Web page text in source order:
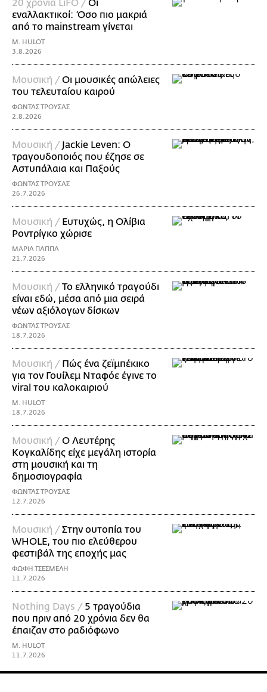
20 χρόνια LiFO /Οι
εναλλακτικοί: Όσο πιο μακριά
από το mainstream γίνεται
M. HULOT
3.8.2026
Μουσική /Οι μουσικές απώλειες
του τελευταίου καιρού
ΦΩΝΤΑΣ ΤΡΟΥΣΑΣ
2.8.2026
Μουσική / Jackie Leven: Ο
τραγουδοποιός που έζησε σε
Αστυπάλαια και Παξούς
ΦΩΝΤΑΣ ΤΡΟΥΣΑΣ
26.7.2026
Μουσική / Ευτυχώς, η Ολίβια
Ροντρίγκο χώρισε
ΜΑΡΙΑ ΠΑΠΠΑ
21.7.2026
Μουσική /Το ελληνικό τραγούδι
είναι εδώ, μέσα από μια σειρά
νέων αξιόλογων δίσκων
ΦΩΝΤΑΣ ΤΡΟΥΣΑΣ
18.7.2026
Μουσική / Πώς ένα ζεϊμπέκικο
για τον Γουίλεμ Νταφόε έγινε το
viral του καλοκαιριού
M. HULOT
18.7.2026
Μουσική /Ο Λευτέρης
Κογκαλίδης είχε μεγάλη ιστορία
στη μουσική και τη
δημοσιογραφία
ΦΩΝΤΑΣ ΤΡΟΥΣΑΣ
12.7.2026
Μουσική /Στην ουτοπία του
WHOLE, του πιο ελεύθερου
φεστιβάλ της εποχής μας
ΦΩΦΗ ΤΣΕΣΜΕΛΗ
11.7.2026
Nothing Days / 5 τραγούδια
που πριν από 20 χρόνια δεν θα
έπαιζαν στο ραδιόφωνο
M. HULOT
11.7.2026